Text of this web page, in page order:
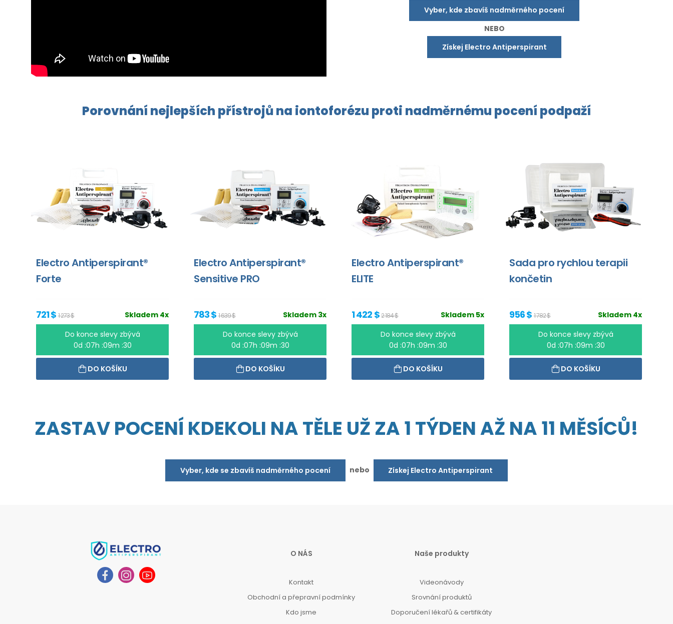
Vyber, kde zbavíš nadměrného pocení
NEBO
Získej Electro Antiperspirant
Porovnání nejlepších přístrojů na iontoforézu proti nadměrnému pocení podpaží
Electro Antiperspirant®
Forte
Skladem 4x
721 $1 273 $
Do konce slevy zbývá
0d :07h :09m :30
DO KOŠÍKU
Electro Antiperspirant®
Sensitive PRO
Skladem 3x
783 $1 639 $
Do konce slevy zbývá
0d :07h :09m :30
DO KOŠÍKU
Electro Antiperspirant®
ELITE
Skladem 5x
1 422 $2 184 $
Do konce slevy zbývá
0d :07h :09m :30
DO KOŠÍKU
Sada pro rychlou terapii
končetin
Skladem 4x
956 $1 782 $
Do konce slevy zbývá
0d :07h :09m :30
DO KOŠÍKU
ZASTAV POCENÍ KDEKOLI NA TĚLE UŽ ZA 1 TÝDEN AŽ NA 11 MĚSÍCŮ!
Vyber, kde se zbavíš nadměrného pocení nebo Získej Electro Antiperspirant
O NÁS
Kontakt
Obchodní a přepravní podmínky
Kdo jsme
Naše produkty
Videonávody
Srovnání produktů
Doporučení lékařů & certifikáty